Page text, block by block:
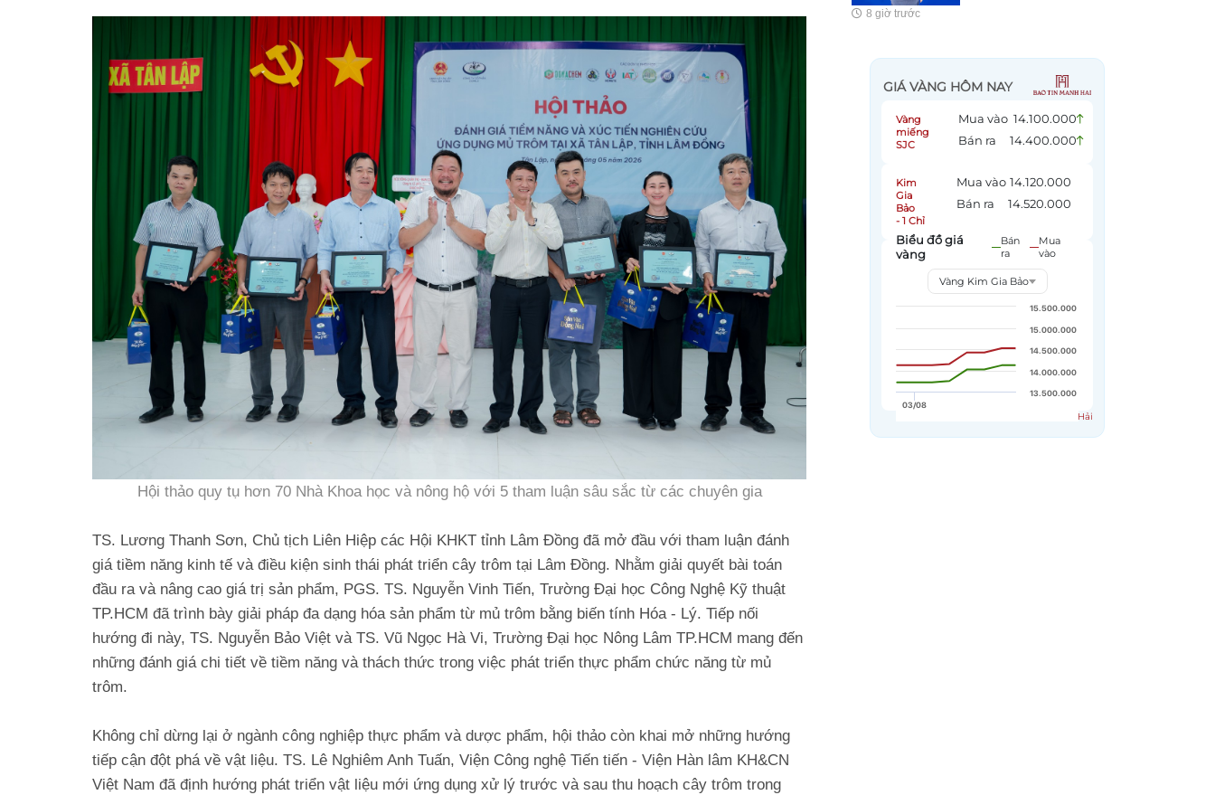
Hội thảo quy tụ hơn 70 Nhà Khoa học và nông hộ với 5 tham luận sâu sắc từ các chuyên gia
TS. Lương Thanh Sơn, Chủ tịch Liên Hiệp các Hội KHKT tỉnh Lâm Đồng đã mở đầu với tham luận đánh
giá tiềm năng kinh tế và điều kiện sinh thái phát triển cây trôm tại Lâm Đồng. Nhằm giải quyết bài toán
đầu ra và nâng cao giá trị sản phẩm, PGS. TS. Nguyễn Vinh Tiến, Trường Đại học Công Nghệ Kỹ thuật
TP.HCM đã trình bày giải pháp đa dạng hóa sản phẩm từ mủ trôm bằng biến tính Hóa - Lý. Tiếp nối
hướng đi này, TS. Nguyễn Bảo Việt và TS. Vũ Ngọc Hà Vi, Trường Đại học Nông Lâm TP.HCM mang đến
những đánh giá chi tiết về tiềm năng và thách thức trong việc phát triển thực phẩm chức năng từ mủ
trôm.
Không chỉ dừng lại ở ngành công nghiệp thực phẩm và dược phẩm, hội thảo còn khai mở những hướng
tiếp cận đột phá về vật liệu. TS. Lê Nghiêm Anh Tuấn, Viện Công nghệ Tiến tiến - Viện Hàn lâm KH&CN
Việt Nam đã định hướng phát triển vật liệu mới ứng dụng xử lý trước và sau thu hoạch cây trôm trong
8 giờ trước